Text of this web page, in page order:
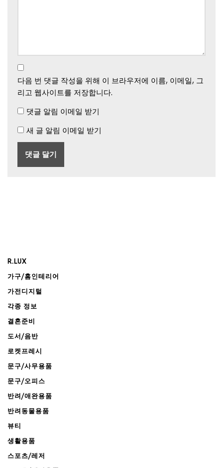
다음 번 댓글 작성을 위해 이 브라우저에 이름, 이메일, 그
리고 웹사이트를 저장합니다.
댓글 알림 이메일 받기
새 글 알림 이메일 받기
R.LUX
가구/홈인테리어
가전디지털
각종 정보
결혼준비
도서/음반
로켓프레시
문구/사무용품
문구/오피스
반려/애완용품
반려동물용품
뷰티
생활용품
스포츠/레저